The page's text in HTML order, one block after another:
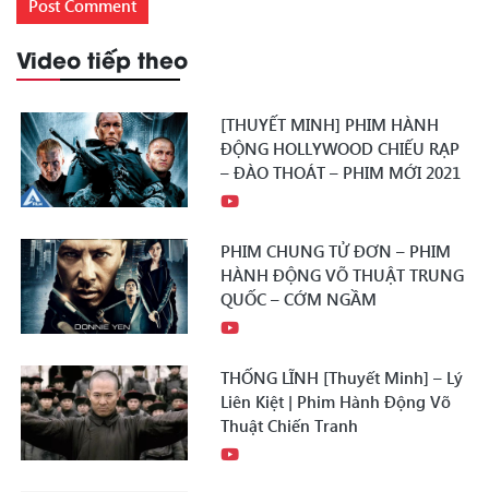
Video tiếp theo
[THUYẾT MINH] PHIM HÀNH
ĐỘNG HOLLYWOOD CHIẾU RẠP
– ĐÀO THOÁT – PHIM MỚI 2021
PHIM CHUNG TỬ ĐƠN – PHIM
HÀNH ĐỘNG VÕ THUẬT TRUNG
QUỐC – CỚM NGẦM
THỐNG LĨNH [Thuyết Minh] – Lý
Liên Kiệt | Phim Hành Động Võ
Thuật Chiến Tranh